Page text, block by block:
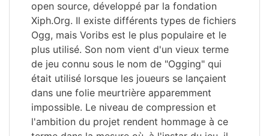
open source, développé par la fondation
Xiph.Org. Il existe différents types de fichiers
Ogg, mais Voribs est le plus populaire et le
plus utilisé. Son nom vient d'un vieux terme
de jeu connu sous le nom de "Ogging" qui
était utilisé lorsque les joueurs se lançaient
dans une folie meurtrière apparemment
impossible. Le niveau de compression et
l'ambition du projet rendent hommage à ce